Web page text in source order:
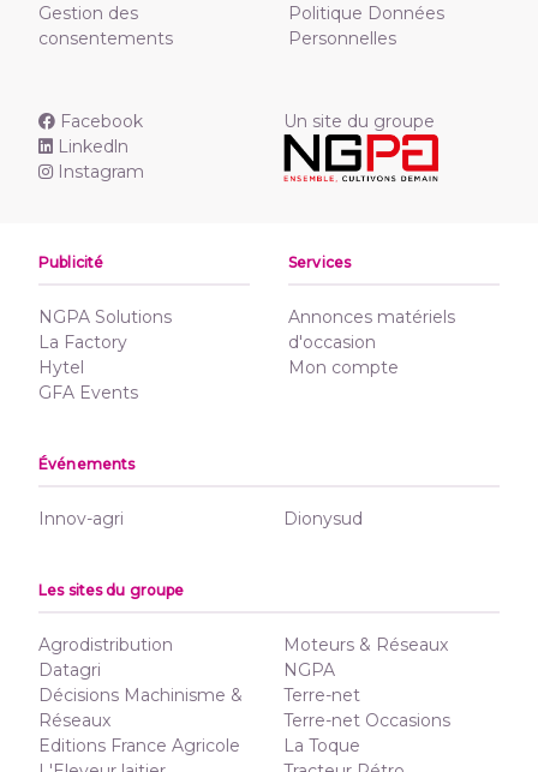
Gestion des
consentements
Politique Données
Personnelles
Facebook
Linkedln
Instagram
Un site du groupe
Publicité
NGPA Solutions
La Factory
Hytel
GFA Events
Services
Annonces matériels
d'occasion
Mon compte
Événements
Innov-agri Dionysud
Les sites du groupe
Agrodistribution
Datagri
Décisions Machinisme &
Réseaux
Editions France Agricole
Moteurs & Réseaux
NGPA
Terre-net
Terre-net Occasions
La Toque